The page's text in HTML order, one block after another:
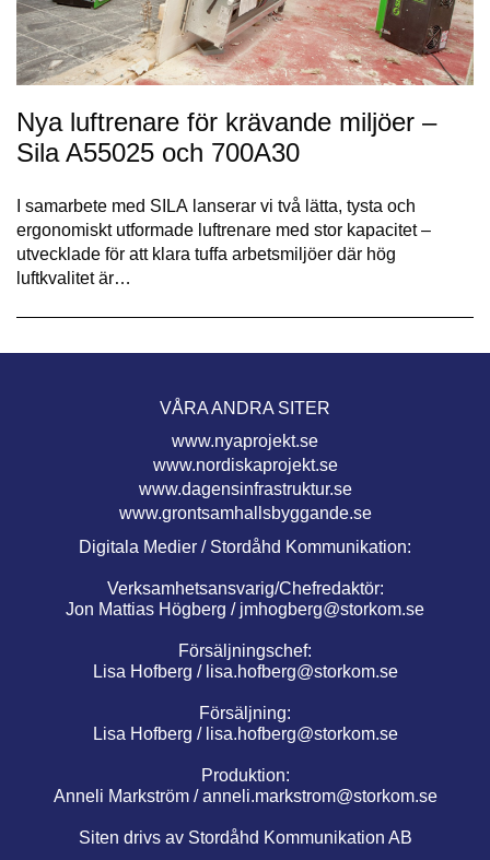
Nya luftrenare för krävande miljöer –
Sila A55025 och 700A30
I samarbete med SILA lanserar vi två lätta, tysta och
ergonomiskt utformade luftrenare med stor kapacitet –
utvecklade för att klara tuffa arbetsmiljöer där hög
luftkvalitet är…
VÅRA ANDRA SITER
www.nyaprojekt.se
www.nordiskaprojekt.se
www.dagensinfrastruktur.se
www.grontsamhallsbyggande.se
Digitala Medier / Stordåhd Kommunikation:
Verksamhetsansvarig/Chefredaktör:
Jon Mattias Högberg / jmhogberg@storkom.se
Försäljningschef:
Lisa Hofberg / lisa.hofberg@storkom.se
Försäljning:
Lisa Hofberg / lisa.hofberg@storkom.se
Produktion:
Anneli Markström /anneli.markstrom@storkom.se
Siten drivs av Stordåhd Kommunikation AB